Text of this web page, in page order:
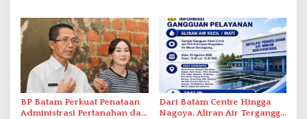
BP Batam Perkuat Penataan
Administrasi Pertanahan dan
Dari Batam Centre Hingga
Nagoya, Aliran Air Terganggu